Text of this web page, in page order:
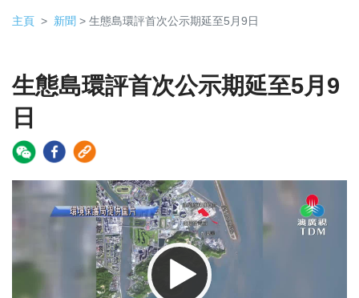
主頁 新聞 > 生態島環評首次公示期延至5月9日
生態島環評首次公示期延至5月9
日
Video